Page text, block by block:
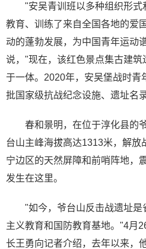
"安吴青训班以多种组织形式
教育、训练了来自全国各地的爱
动的蓬勃发展，为中国青年运动
说，"现在，该红色景点集古建
于一体。2020年，安吴堡战时青
批国家级抗战纪念设施、遗址名
春和景明，在位于淳化县的
台山主峰海拔高达1313米，解放
宁边区的天然屏障和前哨阵地，
发生在这里。
"如今，爷台山反击战遗址是
主义教育和国防教育基地。"4月
长王勇向记者介绍，去年以来，